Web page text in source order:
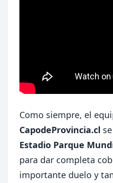
Como siempre, el
CapodeProvincia.cl
Estadio Parque
para dar completa
importante duelo y